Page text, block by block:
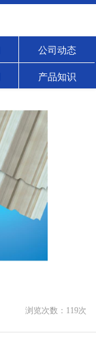
公司动态
产品知识
浏览次数： 119次